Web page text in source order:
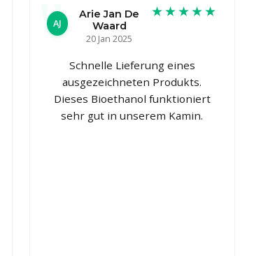
AJ
Arie Jan De
Waard
20 Jan 2025
★★★★★
Schnelle Lieferung eines
ausgezeichneten Produkts.
Dieses Bioethanol funktioniert
sehr gut in unserem Kamin.